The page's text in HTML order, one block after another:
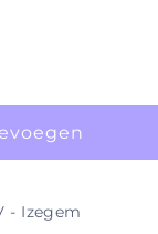
- Izegem